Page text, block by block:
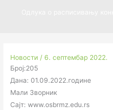
Новости / 6. септембар 2022.
Број:205
Дана: 01.09.2022.године
Мали Зворник
Сајт: www.osbrmz.edu.rs